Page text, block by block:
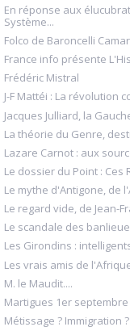
En réponse aux
Système...
Folco de Baroncelli
France info présente
Frédéric Mistral
J-F Mattéi : La révolution
Jacques Julliard, la
La théorie du Genre,
Lazare Carnot : aux
Le dossier du Point : Ces
Le mythe d'Antigone, de
Le regard vide, de Jean-
Le scandale des
Les Girondins :
Les vrais amis de
M. le Maudit....
Martigues 1er
Métissage ? Immigration